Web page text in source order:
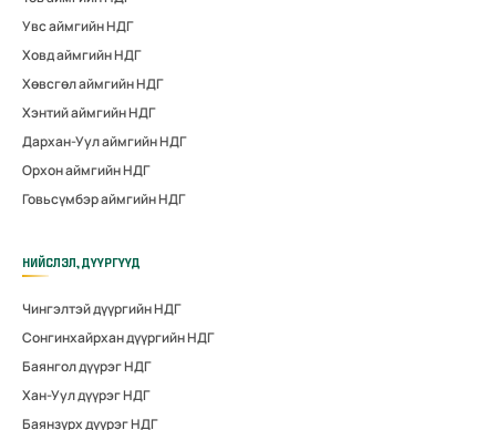
Увс аймгийн НДГ
Ховд аймгийн НДГ
Хөвсгөл аймгийн НДГ
Хэнтий аймгийн НДГ
Дархан-Уул аймгийн НДГ
Орхон аймгийн НДГ
Говьсүмбэр аймгийн НДГ
НИЙСЛЭЛ, ДҮҮРГҮҮД
Чингэлтэй дүүргийн НДГ
Сонгинхайрхан дүүргийн НДГ
Баянгол дүүрэг НДГ
Хан-Уул дүүрэг НДГ
Баянзүрх дүүрэг НДГ